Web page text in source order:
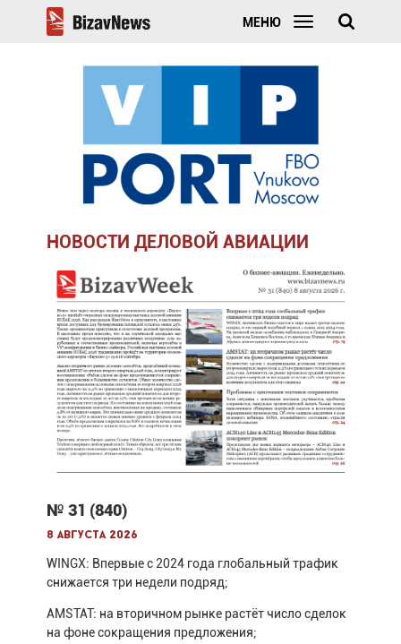
МЕНЮ
НОВОСТИ ДЕЛОВОЙ АВИАЦИИ
№ 31 (840)
8 августа 2026
WINGX: Впервые с 2024 года глобальный трафик
снижается три недели подряд;
AMSTAT: на вторичном рынке растёт число сделок
на фоне сокращения предложения;